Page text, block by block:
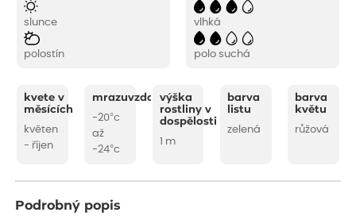
slunce
polostín
vlhká
polo suchá
kvete v
měsících
květen
- říjen
mrazuvzdornost
-20°c
až
-24°c
výška
rostliny v
dospělosti
1 m
barva
listu
zelená
barva
květu
růžová
Podrobný popis